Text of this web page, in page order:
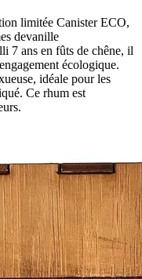
limitée Canister ECO,
devanille
7 ans en fûts de chêne, il
écologique.
idéale pour les
Ce rhum est